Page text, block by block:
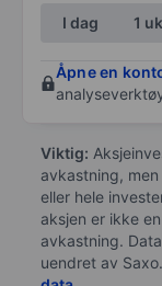
End of
I dag 1
Åpne en
Viktig:
avkastning,
eller hele
aksjen er ikke
avkastning.
uendret av Saxo.